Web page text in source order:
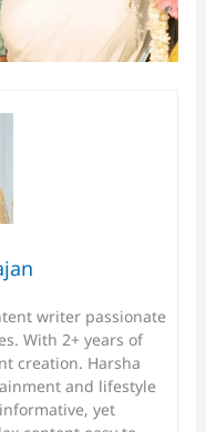
writer passionate
With 2+ years of
creation. Harsha
and lifestyle
yet